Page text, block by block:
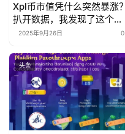
Xpl币市值凭什么突然暴涨？
扒开数据，我发现了这个行
业秘密
2025年9月26日 0
头条